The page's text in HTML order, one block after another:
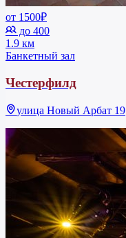
от 1500₽
до 400
1.9 км
Банкетный зал
Честерфилд
улица Новый Арбат 19